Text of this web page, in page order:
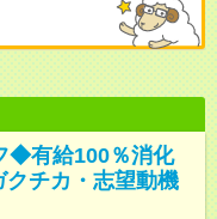
◆有給100％消化
チカ・志望動機